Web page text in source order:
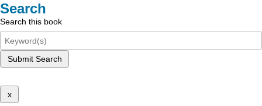
Search
Search this book
Submit Search
x